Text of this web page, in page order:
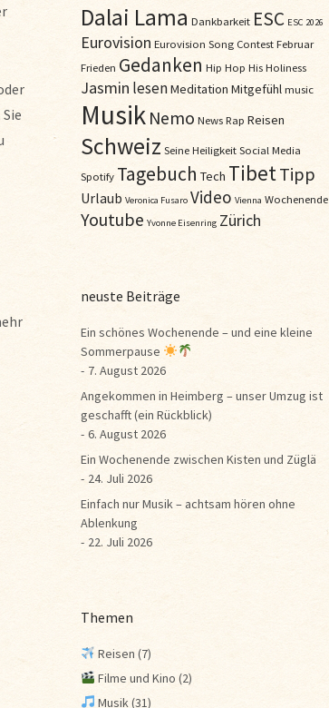
Dalai Lama Dankbarkeit ESC ESC 2026
Eurovision Eurovision Song ContestFebruar
Frieden Gedanken Hip Hop His Holiness
Jasmin lesenMeditation Mitgefühl music
Musik Nemo NewsRap Reisen
Schweiz Seine HeiligkeitSocial Media
Spotify Tagebuch Tech TibetTipp
Urlaub Veronica Fusaro Video Vienna Wochenende
Youtube Yvonne Eisenring Zürich
neuste Beiträge
Ein schönes Wochenende – und eine kleine
Sommerpause
7. August 2026
Angekommen in Heimberg – unser Umzug ist
geschafft (ein Rückblick)
6. August 2026
Ein Wochenende zwischen Kisten und Züglä
24. Juli 2026
Einfach nur Musik – achtsam hören ohne
Ablenkung
22. Juli 2026
Themen
Reisen (7)
Filme und Kino (2)
Musik (31)